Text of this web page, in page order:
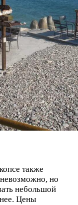
также
но
небольшой
Цены